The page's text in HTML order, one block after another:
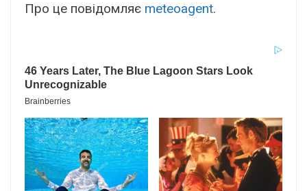
Про це повідомляє meteoagent.